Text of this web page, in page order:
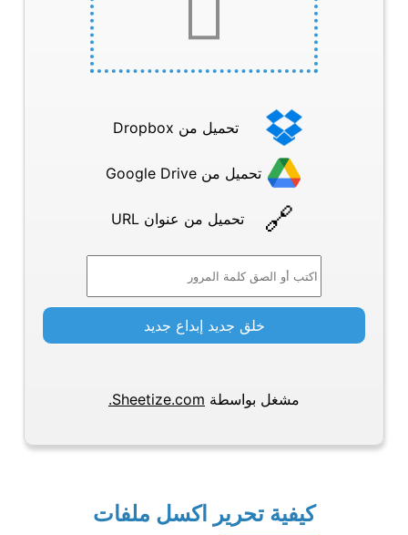
تحميل من Dropbox
تحميل من Google Drive
تحميل من عنوان URL
خلق جديد إبداع جديد
مشغل بواسطة Sheetize.com.
كيفية تحرير اكسل ملفات